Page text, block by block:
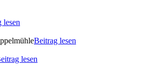
lesen
Beitrag lesen
lesen